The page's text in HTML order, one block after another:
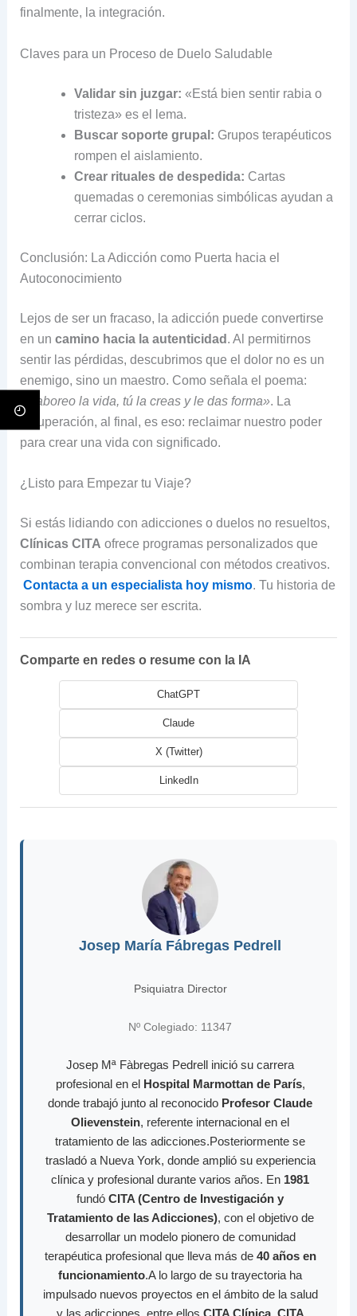
finalmente, la integración.
Claves para un Proceso de Duelo Saludable
Validar sin juzgar: «Está bien sentir rabia o
tristeza» es el lema.
Buscar soporte grupal: Grupos terapéuticos
rompen el aislamiento.
Crear rituales de despedida: Cartas
quemadas o ceremonias simbólicas ayudan a
cerrar ciclos.
Conclusión: La Adicción como Puerta hacia el
Autoconocimiento
Lejos de ser un fracaso, la adicción puede convertirse
en un camino hacia la autenticidad . Al permitirnos
sentir las pérdidas, descubrimos que el dolor no es un
enemigo, sino un maestro. Como señala el poema:
«Saboreo la vida, tú la creas y le das forma». La
recuperación, al final, es eso: reclaimar nuestro poder
para crear una vida con significado.
¿Listo para Empezar tu Viaje?
Si estás lidiando con adicciones o duelos no resueltos,
Clínicas CITA ofrece programas personalizados que
combinan terapia convencional con métodos creativos.
Contacta a un especialista hoy mismo. Tu historia de
sombra y luz merece ser escrita.
Comparte en redes o resume con la IA
ChatGPT
Claude
X (Twitter)
LinkedIn
Josep María Fábregas Pedrell
Psiquiatra Director
Nº Colegiado: 11347
Josep Mª Fàbregas Pedrell inició su carrera
profesional en el Hospital Marmottan de París,
donde trabajó junto al reconocido Profesor Claude
Olievenstein, referente internacional en el
tratamiento de las adicciones.Posteriormente se
trasladó a Nueva York, donde amplió su experiencia
clínica y profesional durante varios años. En 1981
fundó CITA (Centro de Investigación y
Tratamiento de las Adicciones), con el objetivo de
desarrollar un modelo pionero de comunidad
terapéutica profesional que lleva más de 40 años en
funcionamiento.A lo largo de su trayectoria ha
impulsado nuevos proyectos en el ámbito de la salud
y las adicciones, entre ellos CITA Clínica, CITA